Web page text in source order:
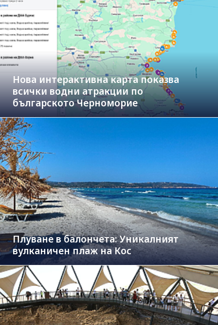
Нова интерактивна карта показва
всички водни атракции по
българското Черноморие
Плуване в балончета: Уникалният
вулканичен плаж на Кос